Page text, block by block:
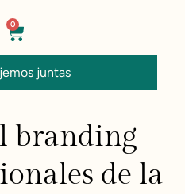
0
juntas
branding
de la